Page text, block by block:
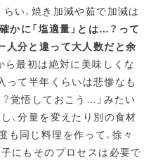
い、焼き加減や茹で加減は
かに「塩適量」とは…？って
人分と違って大人数だと余
ら最初は絶対に美味しくな
って半年くらいは悲惨なも
覚悟しておこう…」みたい
、分量を変えたり別の食材
も同じ料理を作って、徐々
にもそのプロセスは必要で